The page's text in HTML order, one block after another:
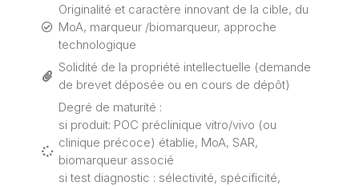
Originalité et caractère innovant de la cible, du
MoA, marqueur /biomarqueur, approche
technologique
Solidité de la propriété intellectuelle (demande
de brevet déposée ou en cours de dépôt)
Degré de maturité :
si produit: POC préclinique vitro/vivo (ou
clinique précoce) établie, MoA, SAR,
biomarqueur associé
si test diagnostic : sélectivité, spécificité,